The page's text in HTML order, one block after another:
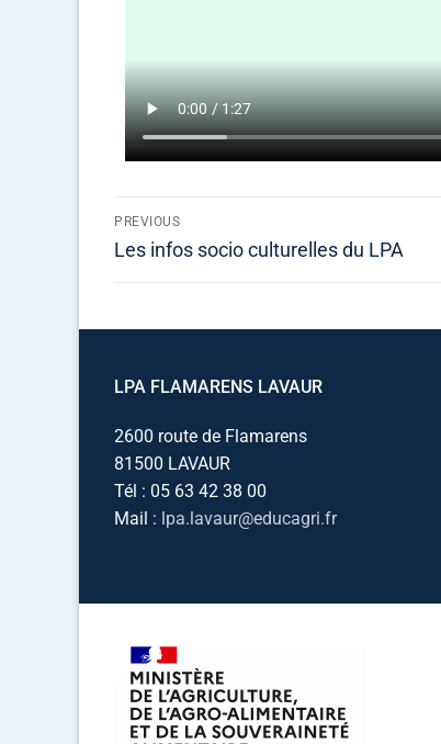
PREVIOUS
Les infos socio culturelles du LPA
LPA FLAMARENS LAVAUR
2600 route de Flamarens
81500 LAVAUR
Tél : 05 63 42 38 00
Mail : lpa.lavaur@educagri.fr